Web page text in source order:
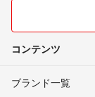
コンテンツ
ブランド一覧